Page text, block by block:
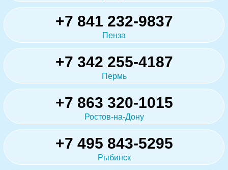
+7 841 232-9837
Пенза
+7 342 255-4187
Пермь
+7 863 320-1015
Ростов-на-Дону
+7 495 843-5295
Рыбинск